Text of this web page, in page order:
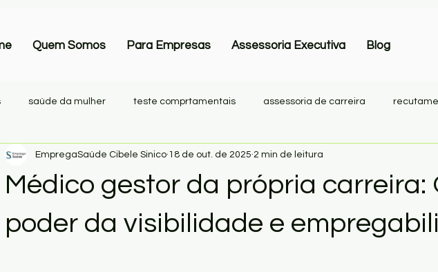
Quem Somos Para Empresas Assessoria Executiva Blog
saúde da mulher teste comprtamentais assessoria de carreira
recolocação inclusao igualdade racial turnover
Médico gestor da própria carreira:
poder da visibilidade e
EmpregaSaúde Cibele Sinico 18 de out. de 2025 2 min de leitura